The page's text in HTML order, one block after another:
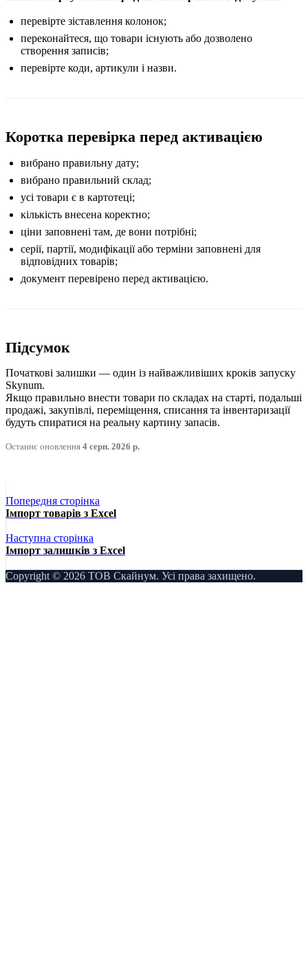
перевірте зіставлення колонок;
переконайтеся, що товари існують або дозволено
створення записів;
перевірте коди, артикули і назви.
Коротка перевірка перед активацією
вибрано правильну дату;
вибрано правильний склад;
усі товари є в картотеці;
кількість внесена коректно;
ціни заповнені там, де вони потрібні;
серії, партії, модифікації або терміни заповнені для
відповідних товарів;
документ перевірено перед активацією.
Підсумок
Початкові залишки — один із найважливіших кроків запуску
Skynum.
Якщо правильно внести товари по складах на старті, подальші
продажі, закупівлі, переміщення, списання та інвентаризації
будуть спиратися на реальну картину запасів.
Останнє оновлення 4 серп. 2026 р.
Попередня сторінка
Імпорт товарів з Excel
Наступна сторінка
Імпорт залишків з Excel
Copyright © 2026 ТОВ Скайнум. Усі права захищено.